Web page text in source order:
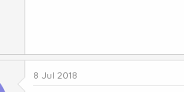
8 Jul 2018